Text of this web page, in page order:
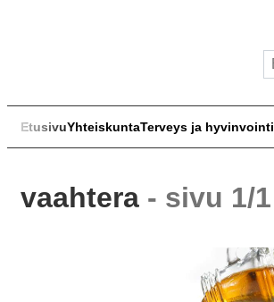
EtusivuYhteiskuntaTerveys ja hyvinvointi
vaahtera - sivu 1/1